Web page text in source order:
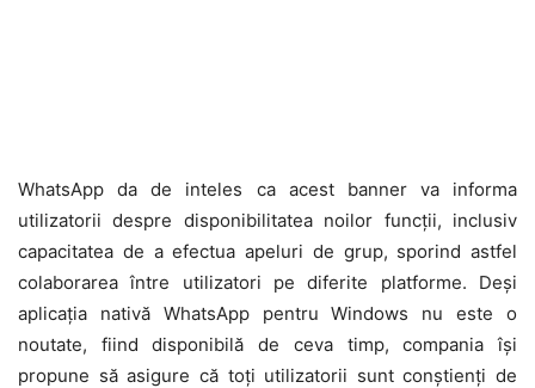
WhatsApp da de inteles ca acest banner va informa
utilizatorii despre disponibilitatea noilor funcții, inclusiv
capacitatea de a efectua apeluri de grup, sporind astfel
colaborarea între utilizatori pe diferite platforme. Deși
aplicația nativă WhatsApp pentru Windows nu este o
noutate, fiind disponibilă de ceva timp, compania își
propune să asigure că toți utilizatorii sunt conștienți de